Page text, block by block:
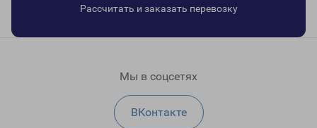
Рассчитать и заказать перевозку
Мы в соцсетях
ВКонтакте